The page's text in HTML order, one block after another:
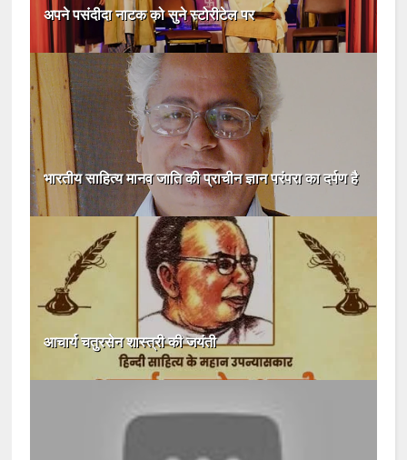
अपने पसंदीदा नाटक को सुने स्टोरीटेल पर
भारतीय साहित्य मानव जाति की प्राचीन ज्ञान परंपरा का दर्पण है
आचार्य चतुरसेन शास्त्री की जयंती